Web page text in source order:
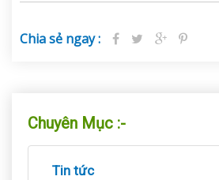
Chia sẻ ngay :
Chuyên Mục :-
Tin tức